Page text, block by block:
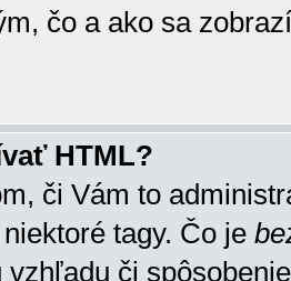
čo a ako sa
HTML?
či Vám to
tagy. Čo je
vzhľadu či